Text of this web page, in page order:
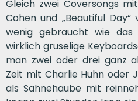
Gleich zwei Coversongs
Cohen und „Beautiful
wenig gebraucht wie das
wirklich gruselige
man zwei oder drei ganz
Zeit mit Charlie Huhn oder
als Sahnehaube mit